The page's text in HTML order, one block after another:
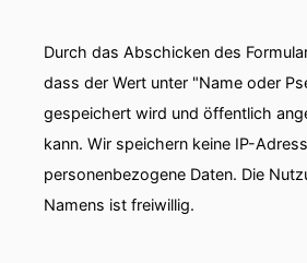
Durch das Abschicken des
dass der Wert unter "Name oder
gespeichert wird und öffentlich
kann. Wir speichern keine IP-
personenbezogene Daten. Die
Namens ist freiwillig.